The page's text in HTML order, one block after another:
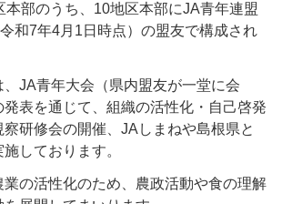
本部のうち、10地区本部にJA青年連盟
和7年4月1日時点）の盟友で構成され
JA青年大会（県内盟友が一堂に会
発表を通じて、組織の活性化・自己啓発
研修会の開催、JAしまねや島根県と
しております。
の活性化のため、農政活動や食の理解